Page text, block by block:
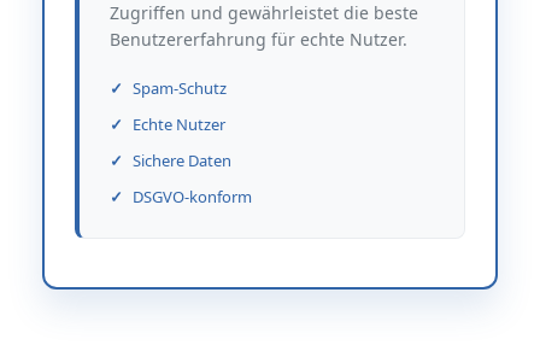
Zugriffen und gewährleistet die beste
Benutzererfahrung für echte Nutzer.
Spam-Schutz
Echte Nutzer
Sichere Daten
DSGVO-konform